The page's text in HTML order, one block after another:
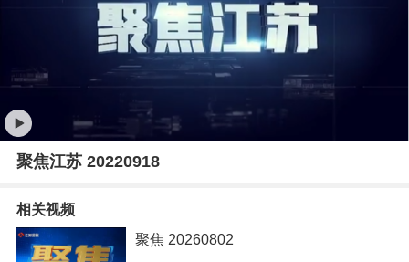
聚焦江苏 20220918
相关视频
聚焦 20260802